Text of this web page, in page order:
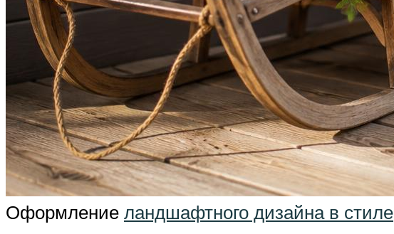
Оформление ландшафтного дизайна в стиле